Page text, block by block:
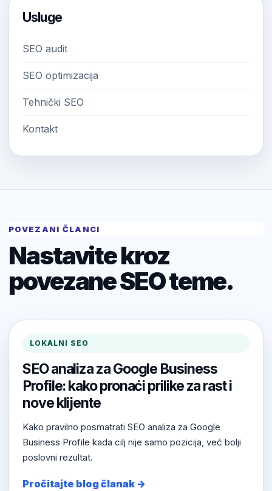
Usluge
SEO audit
SEO optimizacija
Tehnički SEO
Kontakt
POVEZANI ČLANCI
Nastavite kroz
povezane SEO teme.
LOKALNI SEO
SEO analiza za Google Business
Profile: kako pronaći prilike za rast i
nove klijente
Kako pravilno posmatrati SEO analiza za Google
Business Profile kada cilj nije samo pozicija, već bolji
poslovni rezultat.
Pročitajte blog članak →